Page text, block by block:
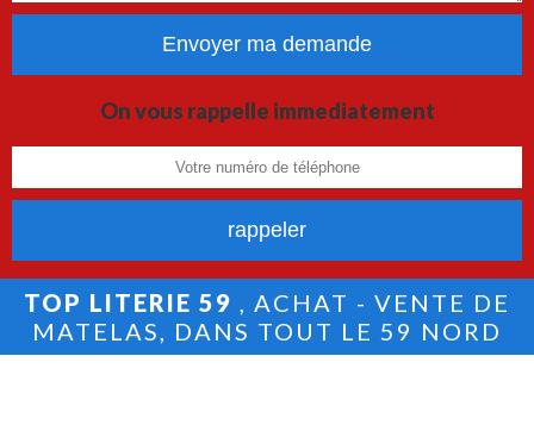
On vous rappelle immediatement
TOP LITERIE 59 , ACHAT - VENTE DE
MATELAS, DANS TOUT LE 59 NORD